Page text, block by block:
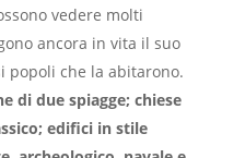
vedere molti
ancora in vita il suo
popoli che la abitarono.
di due spiagge; chiese
edifici in stile